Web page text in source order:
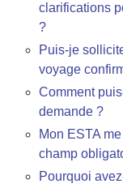
clarifications
?
Puis-je
voyage
Comment
demande ?
Mon ESTA
champ
Pourquoi